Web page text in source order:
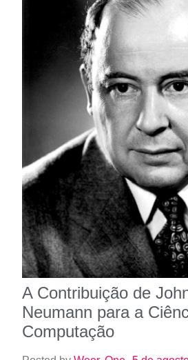
A Contribuição de
Neumann para a
Computação